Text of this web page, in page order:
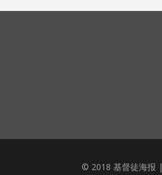
© 2018 基督徒海报 |